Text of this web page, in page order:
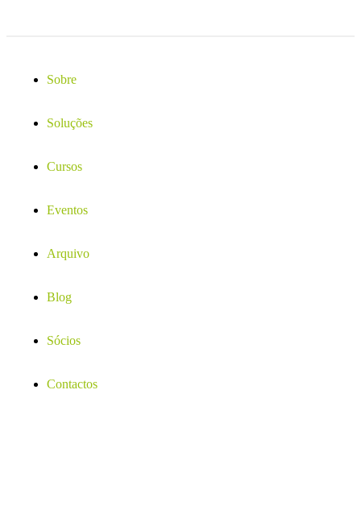
Sobre
Soluções
Cursos
Eventos
Arquivo
Blog
Sócios
Contactos